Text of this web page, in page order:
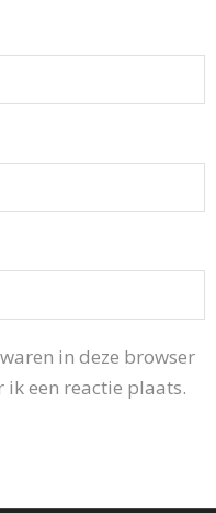
in deze browser
ik een reactie plaats.